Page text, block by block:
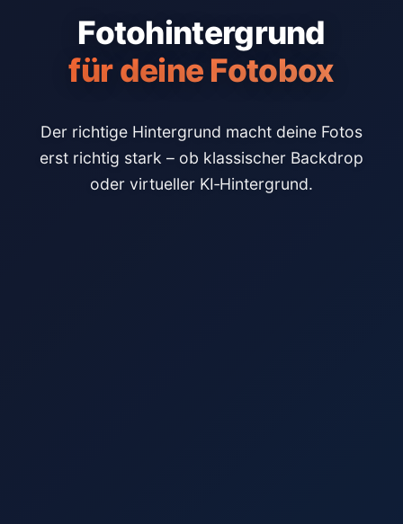
Fotohintergrund
für deine Fotobox
Der richtige Hintergrund macht deine Fotos
erst richtig stark – ob klassischer Backdrop
oder virtueller KI‑Hintergrund.